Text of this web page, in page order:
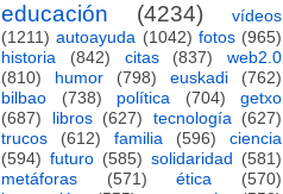
educación (4234)
vídeos
(1211) autoayuda (1042) fotos (965)
historia
(842) citas (837)
web2.0
(810)
humor (798) euskadi
(762)
bilbao
(738) política (704)
getxo
(687)
libros (627) tecnología
(627)
trucos
(612) familia (596)
ciencia
(594) futuro (585) solidaridad (581)
metáforas
(571) ética
(570)